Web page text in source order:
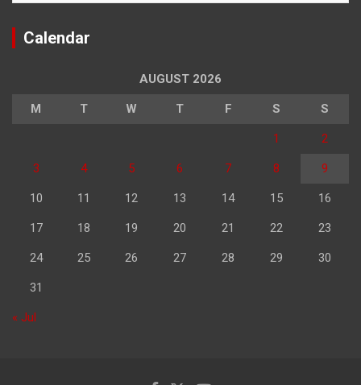
Calendar
AUGUST 2026
M T W T F S S
1 2
3 4 5 6 7 8 9
10 11 12 13 14 15 16
17 18 19 20 21 22 23
24 25 26 27 28 29 30
31
« Jul